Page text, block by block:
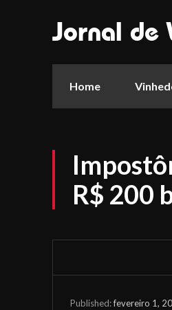
Jornal de
Home
R$ 200
Published:fevereiro 1,